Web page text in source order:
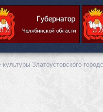
Златоустовского